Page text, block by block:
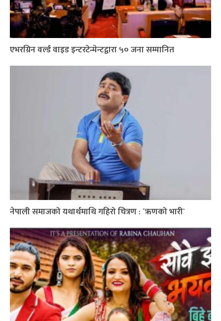
एभरग्रिन वर्ल्ड वाइड इन्टरटेन्मेन्टद्वारा ५० जना सम्मानित
नेपाली समाजको यथार्थमाथि गहिरो चित्रण : ´ऋणको भारी`